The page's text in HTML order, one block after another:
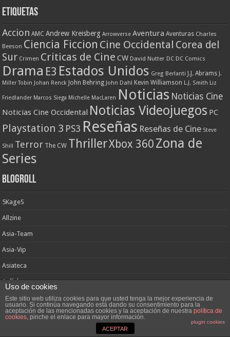
Etiquetas
Accion AMC Andrew Kreisberg Arrowverse Aventura Aventuras Charles
Beeson Ciencia Ficcion Cine Occidental Corea del
Sur Crimen Criticas de Cine CW David Nutter DC DC Comics
Drama E3 Estados Unidos Greg Berlanti J.J. Abrams J.
Miller Tobin
Johan Renck John Behring John Dahl Kevin Williamson L.J. Smith Liz
Friedlander Marcos Siega Michelle MacLaren Noticias Noticias Cine
Noticias Cine Occidental Noticias Videojuegos PC
Playstation 3 PS3 Reseñas Reseñas de Cine Steve
Shill Terror The CW ThrillerXbox 360 Zona de
Series
Blogroll
5KageS
Allzine
Asia-Team
Asia-Vip
Asiateca
Aullidos
Blog Visual
Casa Asia
Uso de cookies
Este sitio web utiliza cookies para que usted tenga la mejor experiencia de
usuario. Si continúa navegando está dando su consentimiento para la
aceptación de las mencionadas cookies y la aceptación de nuestra política de
cookies, pinche el enlace para mayor información.
plugin cookies
ACEPTAR